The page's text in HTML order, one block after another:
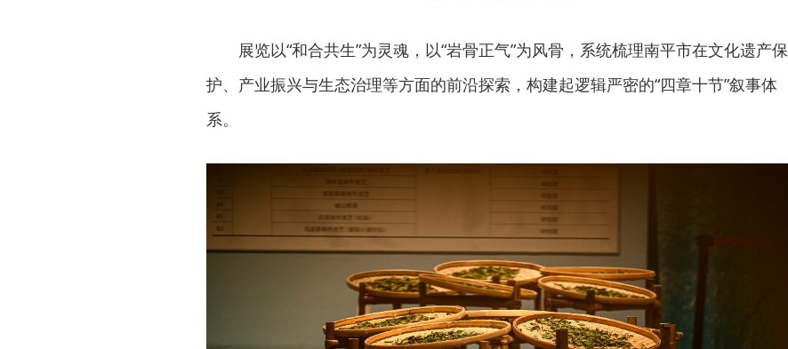
展览以“和合共生”为灵魂，以“岩骨正气”为风骨，系统梳理南平市在文化遗产保
护、产业振兴与生态治理等方面的前沿探索，构建起逻辑严密的“四章十节”叙事体
系。